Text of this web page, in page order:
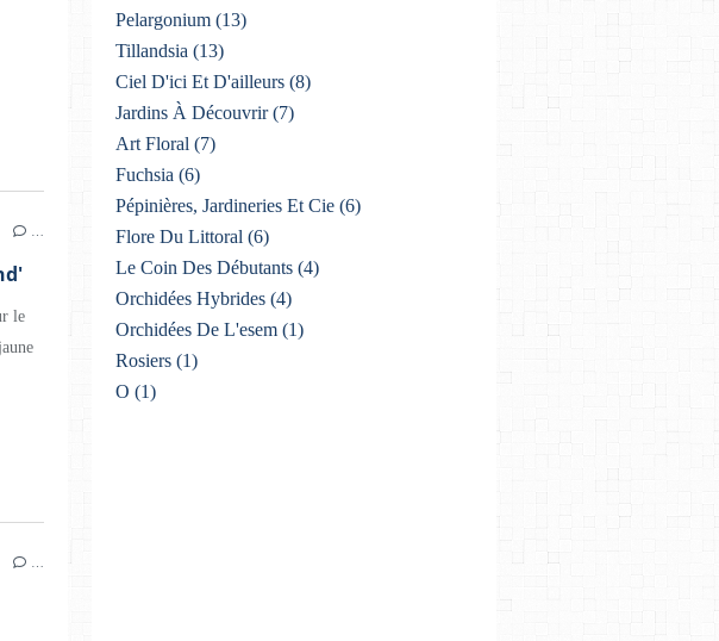
le
Pelargonium (13)
Tillandsia (13)
Ciel D'ici Et D'ailleurs (8)
Jardins À Découvrir(7)
Art Floral (7)
Fuchsia (6)
Pépinières, Jardineries Et Cie (6)
Flore Du Littoral (6)
Le Coin Des Débutants (4)
Orchidées Hybrides (4)
Orchidées De L'esem (1)
Rosiers (1)
O (1)